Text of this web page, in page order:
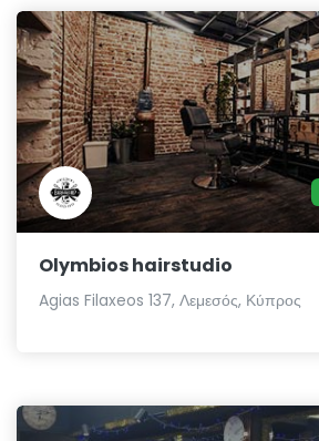
Olymbios hairstudio
Agias Filaxeos 137, Λεμεσός, Κύπρος